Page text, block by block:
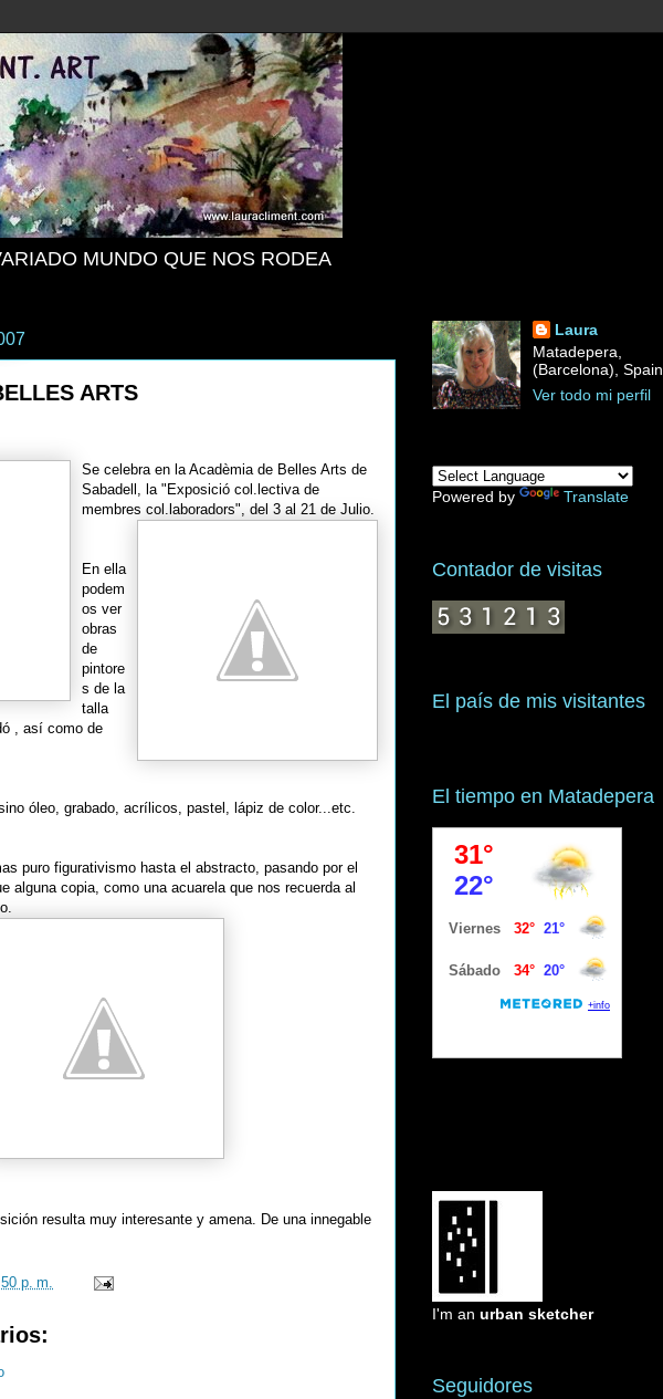
MUNDO QUE NOS RODEA
ARTS
Se celebra en la Acadèmia de Belles Arts de
Sabadell, la "Exposició col.lectiva de
membres col.laboradors", del 3 al 21 de Ju lio.
En ella
podem
os ver
obras
de
pintore
s de la
talla
, así como de
óleo, grabado, acrílicos, pastel, lápiz de color...etc.
puro figurativismo hasta el abstracto, pasando por el
alguna copia, como una acuarela que nos recuerda al
resulta muy interesante y amena. De una innegable
p. m.
Laura
Matadepera,
(Barcelona), Spain
Ver todo mi perfil
Powered by Translate
Contador de visitas
El país de mis visitantes
El tiempo en Matadepera
I'm an urban sketcher
Seguidores